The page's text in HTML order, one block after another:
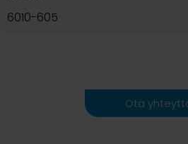
6010-605
Ota